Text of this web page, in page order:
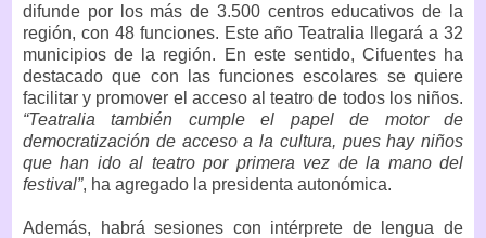
difunde por los más de 3.500 centros educativos de la
región, con 48 funciones. Este año Teatralia llegará a 32
municipios de la región. En este sentido, Cifuentes ha
destacado que con las funciones escolares se quiere
facilitar y promover el acceso al teatro de todos los niños.
“Teatralia también cumple el papel de motor de
democratización de acceso a la cultura, pues hay niños
que han ido al teatro por primera vez de la mano del
festival”, ha agregado la presidenta autonómica.
Además, habrá sesiones con intérprete de lengua de